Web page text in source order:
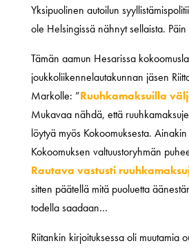
Yksipuolinen autoilun
ole Helsingissä nähnyt sellaista. Päin
Tämän aamun Hesarissa
joukkoliikennelautakunnan jäsen
Markolle: ”Ruuhkamaksuilla
Mukavaa nähdä, että
löytyä myös Kokoomuksesta.
Kokoomuksen valtuustoryhmän
Rautava vastusti
sitten päätellä mitä puoluetta
todella saadaan…
Riitankin kirjoituksessa oli muutamia